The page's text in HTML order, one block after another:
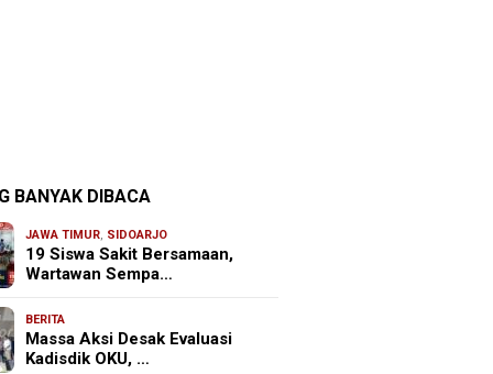
BANYAK DIBACA
JAWA TIMUR, SIDOARJO
19 Siswa Sakit Bersamaan,
Wartawan Sempa…
BERITA
Massa Aksi Desak Evaluasi
Kadisdik OKU, …